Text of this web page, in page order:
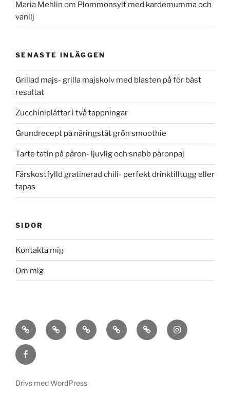
Maria Mehlin om Plommonsylt med kardemumma och
vanilj
SENASTE INLÄGGEN
Grillad majs- grilla majskolv med blasten på för bäst
resultat
Zucchiniplättar i två tappningar
Grundrecept på näringstät grön smoothie
Tarte tatin på päron- ljuvlig och snabb päronpaj
Färskostfylld gratinerad chili- perfekt drinktilltugg eller
tapas
SIDOR
Kontakta mig
Om mig
HEM
OM
MIG
KONTAKTA
MIG
MEDLEMSTJÄNSTEN
ODLA
KURSER
&
INSTAGRAM
FACEBOOK
Drivs med WordPress